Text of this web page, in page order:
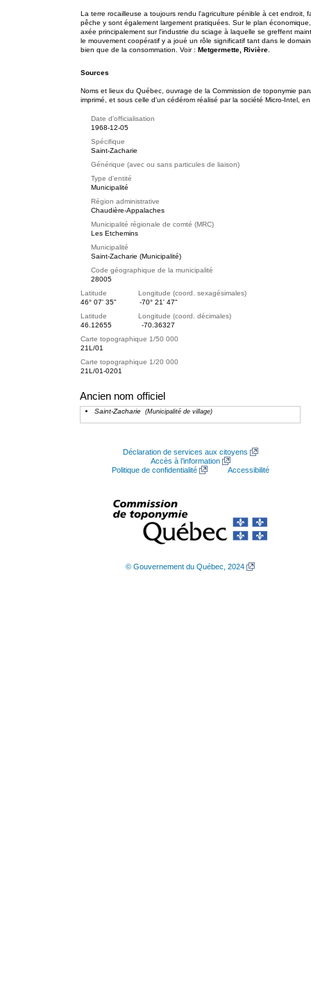
La terre rocailleuse a toujours rendu l'agriculture pénible à cet endroit,
pêche y sont également largement pratiquées. Sur le plan
axée principalement sur l'industrie du sciage à laquelle se greffent
le mouvement coopératif y a joué un rôle significatif tant dans le
bien que de la consommation. Voir : Metgermette, Rivière
Sources
Noms et lieux du Québec, ouvrage de la Commission de toponymie
imprimé, et sous celle d'un cédérom réalisé par la société Micro-Intel,
Date d'officialisation
1968-12-05
Spécifique
Saint-Zacharie
Générique (avec ou sans particules de liaison)
Type d'entité
Municipalité
Région administrative
Chaudière-Appalaches
Municipalité régionale de comté (MRC)
Les Etchemins
Municipalité
Saint-Zacharie (Municipalité)
Code géographique de la municipalité
28005
Latitude Longitude (coord. sexagésimales)
46° 07' 35"
-70° 21' 47"
Latitude Longitude (coord. décimales)
46.12655
-70.36327
Carte topographique 1/50 000
21L/01
Carte topographique 1/20 000
21L/01-0201
Ancien nom officiel
Saint-Zacharie (Municipalité de village)
Déclaration de services aux citoyens
Accès à l’information
Politique de confidentialité
Accessibilité
© Gouvernement du Québec, 2024